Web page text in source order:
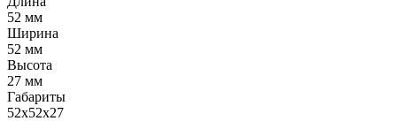
52 мм
Ширина
52 мм
Высота
27 мм
Габариты
52х52х27